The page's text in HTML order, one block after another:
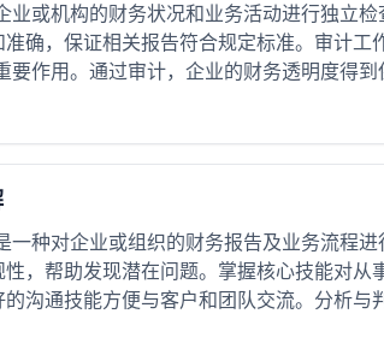
或机构的财务状况和业务活动进行独立
确，保证相关报告符合规定标准。审计工
作用。通过审计，企业的财务透明度得
种对企业或组织的财务报告及业务流程
，帮助发现潜在问题。掌握核心技能对从
沟通技能方便与客户和团队交流。分析与